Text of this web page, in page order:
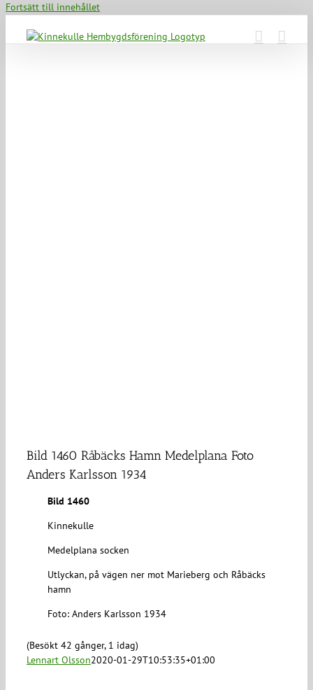
Fortsätt till innehållet
Bild 1460 Råbäcks Hamn Medelplana Foto
Anders Karlsson 1934
Bild 1460
Kinnekulle
Medelplana socken
Utlyckan, på vägen ner mot Marieberg och Råbäcks
hamn
Foto: Anders Karlsson 1934
(Besökt 42 gånger, 1 idag)
Lennart Olsson2020-01-29T10:53:35+01:00